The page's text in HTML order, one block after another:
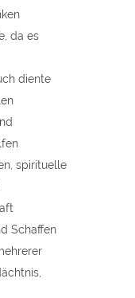
da es
diente
spirituelle
Schaffen